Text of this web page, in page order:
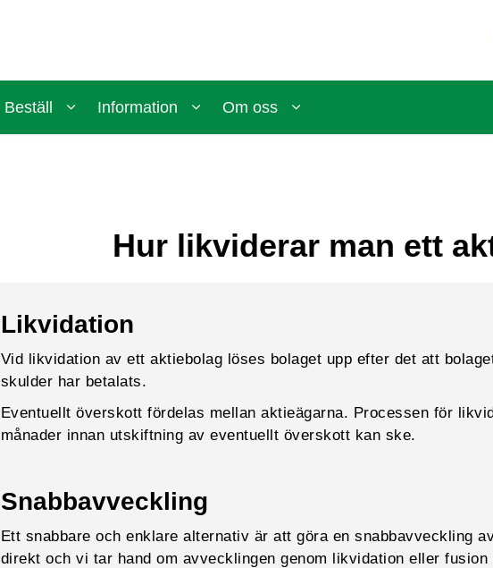
Beställ Information Om oss
Hur likviderar man ett
Likvidation
Vid likvidation av ett aktiebolag löses bolaget upp efter det att
skulder har betalats.
Eventuellt överskott fördelas mellan aktieägarna. Processen för
månader innan utskiftning av eventuellt överskott kan ske.
Snabbavveckling
Ett snabbare och enklare alternativ är att göra en snabbavveckling
direkt och vi tar hand om avvecklingen genom likvidation eller fusion